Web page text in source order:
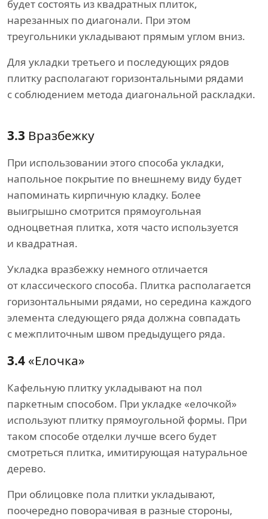
будет состоять из квадратных плиток,
нарезанных по диагонали. При этом
треугольники укладывают прямым углом вниз.
Для укладки третьего и последующих рядов
плитку располагают горизонтальными рядами
с соблюдением метода диагональной раскладки.
3.3 Вразбежку
При использовании этого способа укладки,
напольное покрытие по внешнему виду будет
напоминать кирпичную кладку. Более
выигрышно смотрится прямоугольная
одноцветная плитка, хотя часто используется
и квадратная.
Укладка вразбежку немного отличается
от классического способа. Плитка располагается
горизонтальными рядами, но середина каждого
элемента следующего ряда должна совпадать
с межплиточным швом предыдущего ряда.
3.4 «Елочка»
Кафельную плитку укладывают на пол
паркетным способом. При укладке «елочкой»
используют плитку прямоугольной формы. При
таком способе отделки лучше всего будет
смотреться плитка, имитирующая натуральное
дерево.
При облицовке пола плитки укладывают,
поочередно поворачивая в разные стороны,